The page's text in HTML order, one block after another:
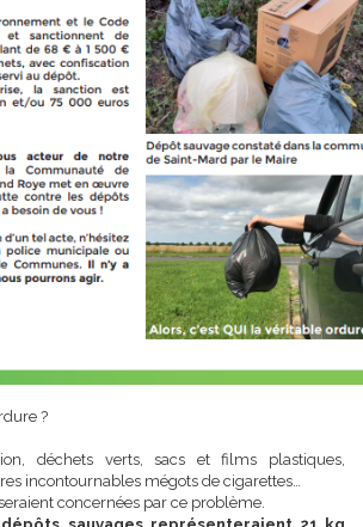
?
déchets verts, sacs et films plastiques,
incontournables mégots de cigarettes…
concernées par ce problème.